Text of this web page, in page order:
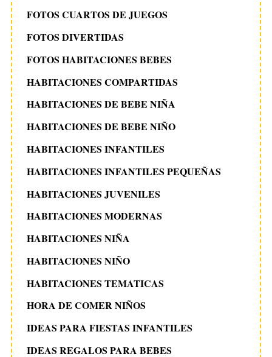
FOTOS CUARTOS DE JUEGOS
FOTOS DIVERTIDAS
FOTOS HABITACIONES BEBES
HABITACIONES COMPARTIDAS
HABITACIONES DE BEBE NIÑA
HABITACIONES DE BEBE NIÑO
HABITACIONES INFANTILES
HABITACIONES INFANTILES PEQUEÑAS
HABITACIONES JUVENILES
HABITACIONES MODERNAS
HABITACIONES NIÑA
HABITACIONES NIÑO
HABITACIONES TEMATICAS
HORA DE COMER NIÑOS
IDEAS PARA FIESTAS INFANTILES
IDEAS REGALOS PARA BEBES